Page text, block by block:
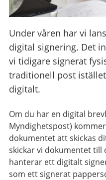
Under våren har vi
digital signering. Det
vi tidigare signerat
traditionell post
digitalt.
Om du har en digital
Myndighetspost)
dokumentet att skickas
skickar vi dokumentet
hanterar ett digitalt
som ett signerat